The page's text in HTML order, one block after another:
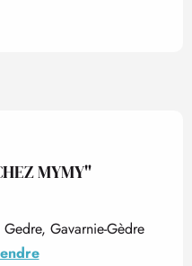
MYMY"
Gavarnie-Gèdre